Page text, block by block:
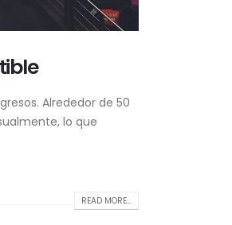
Alrededor de 50
lo que
READ MORE...